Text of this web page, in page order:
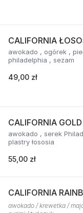
CALIFORNIA
awokado , ogórek ,
philadelphia , sezam
49,00 zł
CALIFORNIA GOLD
awokado , serek Philadelphia , ogórek ,
plastry łososia
55,00 zł
CALIFORNIA
awokado / krewetka /